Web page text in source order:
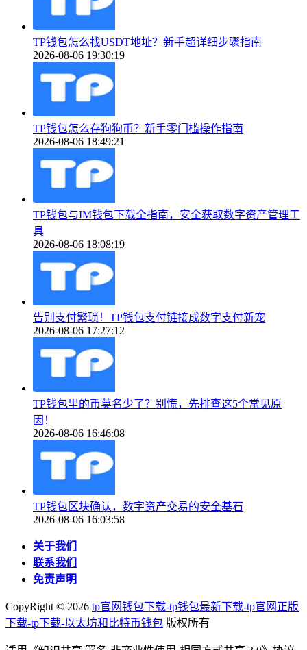
TP钱包怎么找USDT地址？新手超详细步骤指南
2026-08-06 19:30:19
TP钱包怎么存狗狗币？新手零门槛操作指南
2026-08-06 18:49:21
TP钱包与IM钱包下载全指南，安全获取数字资产管理工
具
2026-08-06 18:08:19
告别支付繁琐！TP钱包支付链接成数字支付新宠
2026-08-06 17:27:12
TP钱包里的币莫名少了？别慌，先排查这5个常见原
因！
2026-08-06 16:46:08
TP钱包区块确认，数字资产交易的安全基石
2026-08-06 16:03:58
关于我们
联系我们
免责声明
CopyRight © 2026 tp官网钱包下载-tp钱包最新下载-tp官网正版
下载-tp下载-以太坊和比特币钱包 版权所有